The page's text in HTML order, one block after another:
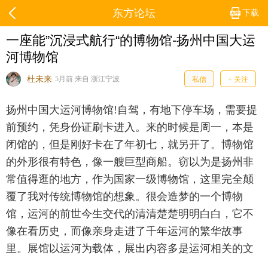
下载
东方论坛
一座能”沉浸式航行“的博物馆-扬州中国大运
河博物馆
杜未来 5月前 来自 浙江宁波 私信 + 关注
扬州中国大运河博物馆!自驾，有地下停车场，需要提
前预约，凭身份证刷卡进入。来的时候是周一，本是
闭馆的，但是刚好卡在了年初七，就另开了。博物馆
的外形很有特色，像一艘巨型商船。窃以为是扬州非
常值得逛的地方，作为国家一级博物馆，这里完全颠
覆了我对传统博物馆的想象。很会造梦的一个博物
馆，运河的前世今生交代的清清楚楚明明白白，它不
像在看历史，而像亲身走进了千年运河的繁华故事
里。展馆以运河为载体，展出内容多是运河相关的文